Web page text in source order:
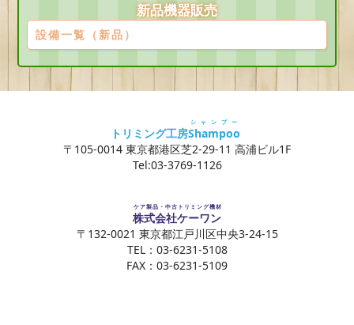
新品機器販売
設備一覧（新品）
トリミング工房Shampoo
シャンプー
〒105-0014 東京都港区芝2-29-11 高浦ビル1F
Tel:03-3769-1126
株式会社ケーワン
ケア製品・中古トリミング機材
〒132-0021 東京都江戸川区中央3-24-15
TEL：03-6231-5108
FAX：03-6231-5109